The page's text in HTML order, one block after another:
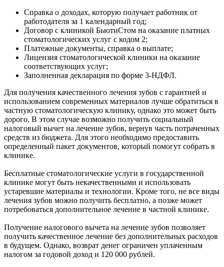
Справка о доходах, которую получает работник от
работодателя за 1 календарный год;
Договор с клиникой БьютиСтом на оказание платных
стоматологических услуг с кодом 2;
Платежные документы, справка о выплате;
Лицензия стоматологической клиники на оказание
соответствующих услуг;
Заполненная декларация по форме 3-НДФЛ.
Для получения качественного лечения зубов с гарантией и
использованием современных материалов лучше обратиться в
частную стоматологическую клинику, однако это может быть
дорого. В этом случае возможно получить социальный
налоговый вычет на лечение зубов, вернув часть потраченных
средств из бюджета. Для этого необходимо предоставить
определенный пакет документов, который помогут собрать в
клинике.
Бесплатные стоматологические услуги в государственной
клинике могут быть некачественными и использовать
устаревшие материалы и технологии. Кроме того, не все виды
лечения зубов можно получить бесплатно, а позже может
потребоваться дополнительное лечение в частной клинике.
Получение налогового вычета на лечение зубов позволяет
получить качественное лечение без дополнительных расходов
в будущем. Однако, возврат денег ограничен уплаченным
налогом за годовой доход и 120 000 рублей.